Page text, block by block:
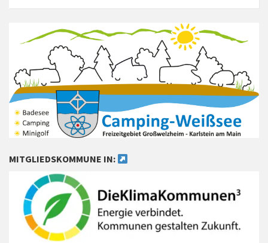
MITGLIEDSKOMMUNE IN: